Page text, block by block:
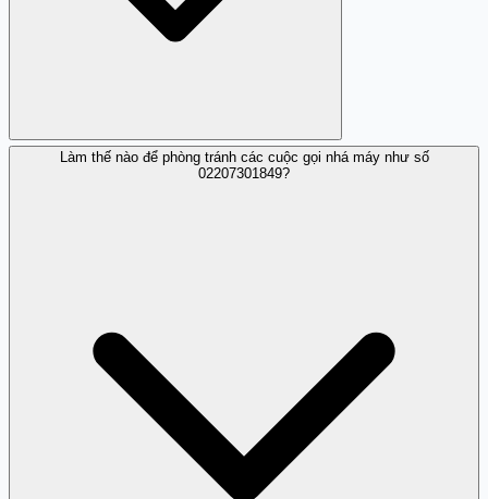
Chưa có thông tin xác nhận cụ thể về lừa đảo, nhưng sự
Làm thế nào để phòng tránh các cuộc gọi nhá máy như số
02207301849?